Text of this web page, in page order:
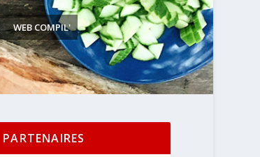
WEB COMPIL'
PARTENAIRES